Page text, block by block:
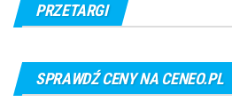
PRZETARGI
SPRAWDŹ CENY NA CENEO.PL